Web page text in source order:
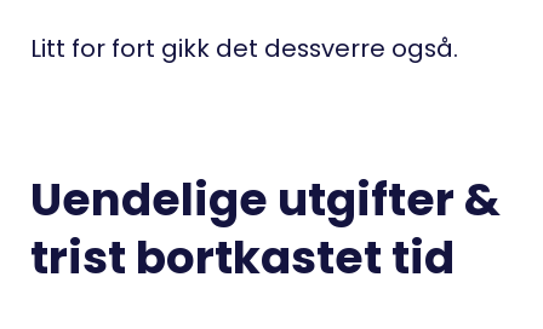
Litt for fort gikk det dessverre også.
Uendelige utgifter &
trist bortkastet tid